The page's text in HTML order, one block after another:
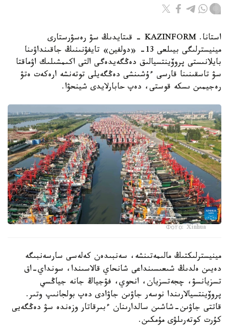
استانا. KAZINFORM - قىتايدىڭ سۋ رەسۋرستارى
مينيسترلىگى بيىلعى 13- «دولفين» تايفۋنىنىڭ جاقىنداۋىنا
بايلانىستى پروۆينتسيالىق دەڭگەيدەگى التى اكىمشىلىك اۋماقتا
سۋ تاسقىنىنا قارسى ءۇشىنشى دەڭگەيلى توتەنشە ارەكەت ەتۋ
رەجيمىن ىسكە قوستى، دەپ حابارلايدى شينحۋا.
Фото: Xinhua
مينيسترلىكتىڭ مالىمەتىنشە، سەنبىدەن كەلەسى سارسەنبىگە
دەيىن ەلدىڭ شىعىسىنداعى شانحاي قالاسىندا، سونداي-اق
تسزيانسۋ، چجەتسزيان، انحوي، فۋجياڭ جانە جياڭسي
پروۆينتسيالارىندا نوسەر جاۋىن جاۋادى دەپ بولجانىپ وتىر.
قاتتى جاۋىن-شاشىن سالدارىنان ءبىرقاتار وزەندە سۋ دەڭگەيى
كۇرت كوتەرىلۋى مۇمكىن.